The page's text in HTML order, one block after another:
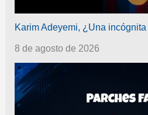
Karim Adeyemi, ¿Una
8 de agosto de 2026